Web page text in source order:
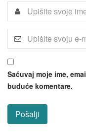
Sačuvaj moje ime,
buduće komentare.